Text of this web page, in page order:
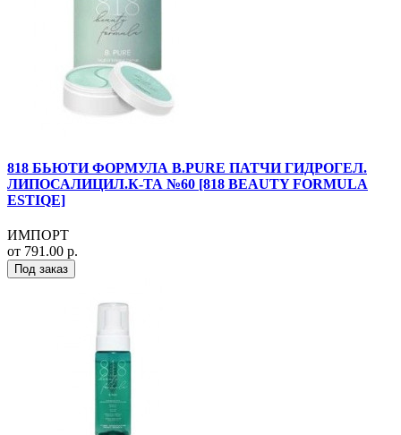
818 БЬЮТИ ФОРМУЛА B.PURE ПАТЧИ ГИДРОГЕЛ.
ЛИПОСАЛИЦИЛ.К-ТА №60 [818 BEAUTY FORMULA
ESTIQE]
ИМПОРТ
от 791.00 р.
Под заказ